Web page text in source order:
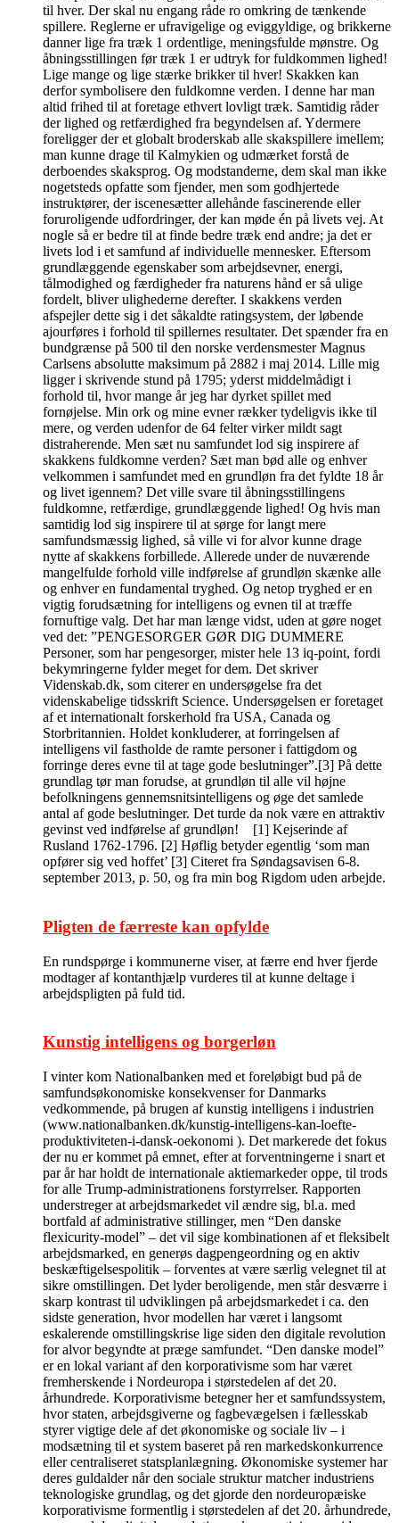
til hver. Der skal nu engang råde ro omkring de tænkende
spillere. Reglerne er ufravigelige og eviggyldige, og brikkerne
danner lige fra træk 1 ordentlige, meningsfulde mønstre. Og
åbningsstillingen før træk 1 er udtryk for fuldkommen lighed!
Lige mange og lige stærke brikker til hver! Skakken kan
derfor symbolisere den fuldkomne verden. I denne har man
altid frihed til at foretage ethvert lovligt træk. Samtidig råder
der lighed og retfærdighed fra begyndelsen af. Ydermere
foreligger der et globalt broderskab alle skakspillere imellem;
man kunne drage til Kalmykien og udmærket forstå de
derboendes skaksprog. Og modstanderne, dem skal man ikke
nogetsteds opfatte som fjender, men som godhjertede
instruktører, der iscenesætter allehånde fascinerende eller
foruroligende udfordringer, der kan møde én på livets vej. At
nogle så er bedre til at finde bedre træk end andre; ja det er
livets lod i et samfund af individuelle mennesker. Eftersom
grundlæggende egenskaber som arbejdsevner, energi,
tålmodighed og færdigheder fra naturens hånd er så ulige
fordelt, bliver ulighederne derefter. I skakkens verden
afspejler dette sig i det såkaldte ratingsystem, der løbende
ajourføres i forhold til spillernes resultater. Det spænder fra en
bundgrænse på 500 til den norske verdensmester Magnus
Carlsens absolutte maksimum på 2882 i maj 2014. Lille mig
ligger i skrivende stund på 1795; yderst middelmådigt i
forhold til, hvor mange år jeg har dyrket spillet med
fornøjelse. Min ork og mine evner rækker tydeligvis ikke til
mere, og verden udenfor de 64 felter virker mildt sagt
distraherende. Men sæt nu samfundet lod sig inspirere af
skakkens fuldkomne verden? Sæt man bød alle og enhver
velkommen i samfundet med en grundløn fra det fyldte 18 år
og livet igennem? Det ville svare til åbningsstillingens
fuldkomne, retfærdige, grundlæggende lighed! Og hvis man
samtidig lod sig inspirere til at sørge for langt mere
samfundsmæssig lighed, så ville vi for alvor kunne drage
nytte af skakkens forbillede. Allerede under de nuværende
mangelfulde forhold ville indførelse af grundløn skænke alle
og enhver en fundamental tryghed. Og netop tryghed er en
vigtig forudsætning for intelligens og evnen til at træffe
fornuftige valg. Det har man længe vidst, uden at gøre noget
ved det: ”PENGESORGER GØR DIG DUMMERE
Personer, som har pengesorger, mister hele 13 iq-point, fordi
bekymringerne fylder meget for dem. Det skriver
Videnskab.dk, som citerer en undersøgelse fra det
videnskabelige tidsskrift Science. Undersøgelsen er foretaget
af et internationalt forskerhold fra USA, Canada og
Storbritannien. Holdet konkluderer, at forringelsen af
intelligens vil fastholde de ramte personer i fattigdom og
forringe deres evne til at tage gode beslutninger”.[3] På dette
grundlag tør man forudse, at grundløn til alle vil højne
befolkningens gennemsnitsintelligens og øge det samlede
antal af gode beslutninger. Det turde da nok være en attraktiv
gevinst ved indførelse af grundløn! [1] Kejserinde af
Rusland 1762-1796. [2] Høflig betyder egentlig ‘som man
opfører sig ved hoffet’ [3] Citeret fra Søndagsavisen 6-8.
september 2013, p. 50, og fra min bog Rigdom uden arbejde.
Pligten de færreste kan opfylde
En rundspørge i kommunerne viser, at færre end hver fjerde
modtager af kontanthjælp vurderes til at kunne deltage i
arbejdspligten på fuld tid.
Kunstig intelligens og borgerløn
I vinter kom Nationalbanken med et foreløbigt bud på de
samfundsøkonomiske konsekvenser for Danmarks
vedkommende, på brugen af kunstig intelligens i industrien
(www.nationalbanken.dk/kunstig-intelligens-kan-loefte-
produktiviteten-i-dansk-oekonomi ). Det markerede det fokus
der nu er kommet på emnet, efter at forventningerne i snart et
par år har holdt de internationale aktiemarkeder oppe, til trods
for alle Trump-administrationens forstyrrelser. Rapporten
understreger at arbejdsmarkedet vil ændre sig, bl.a. med
bortfald af administrative stillinger, men “Den danske
flexicurity-model” – det vil sige kombinationen af et fleksibelt
arbejdsmarked, en generøs dagpengeordning og en aktiv
beskæftigelsespolitik – forventes at være særlig velegnet til at
sikre omstillingen. Det lyder beroligende, men står desværre i
skarp kontrast til udviklingen på arbejdsmarkedet i ca. den
sidste generation, hvor modellen har været i langsomt
eskalerende omstillingskrise lige siden den digitale revolution
for alvor begyndte at præge samfundet. “Den danske model”
er en lokal variant af den korporativisme som har været
fremherskende i Nordeuropa i størstedelen af det 20.
århundrede. Korporativisme betegner her et samfundssystem,
hvor staten, arbejdsgiverne og fagbevægelsen i fællesskab
styrer vigtige dele af det økonomiske og sociale liv – i
modsætning til et system baseret på ren markedskonkurrence
eller centraliseret statsplanlægning. Økonomiske systemer har
deres guldalder når den sociale struktur matcher industriens
teknologiske grundlag, og det gjorde den nordeuropæiske
korporativisme formentlig i størstedelen af det 20. århundrede,